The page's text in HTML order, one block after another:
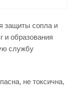
защиты сопла и
и образования
службу
не токсична,